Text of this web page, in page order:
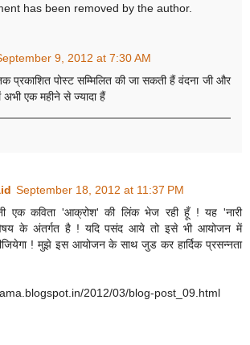
has been removed by the author.
9, 2012 at 7:30 AM
प्रकाशित पोस्ट सम्मिलित की जा सकती हैं वंदना जी और
अभी एक महीने से ज्यादा हैं
September 18, 2012 at 11:37 PM
एक कविता 'आक्रोश' की लिंक भेज रही हूँ ! यह 'नारी
के अंतर्गत है ! यदि पसंद आये तो इसे भी आयोजन में
! मुझे इस आयोजन के साथ जुड कर हार्दिक प्रसन्नता
2012/03/blog-post_09.html